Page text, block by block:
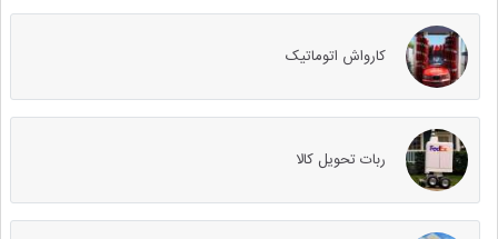
کارواش اتوماتیک
ربات تحویل کالا